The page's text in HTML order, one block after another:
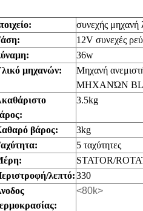
συνεχής μηχανή
12V συνεχές
36w
μηχανών:
Μηχανή
ΜΗΧΑΝΏΝ
3.5kg
βάρος:
3kg
5 ταχύτητες
STATOR/
λεπτό:330
<80k>